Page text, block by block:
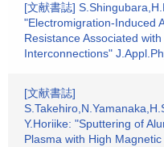
[文献書誌]
"Electromigration-Induced
Resistance Associated
Interconnections"
[文献書誌]
Y.Horiike: "Sputtering of
Plasma with High